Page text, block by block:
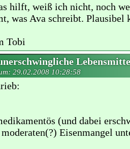
hilft, weiß ich nicht, noch
was Ava schreibt. Plausibel
Tobi
29.02.2008 10:28:58
(und dabei
Eisenmangel